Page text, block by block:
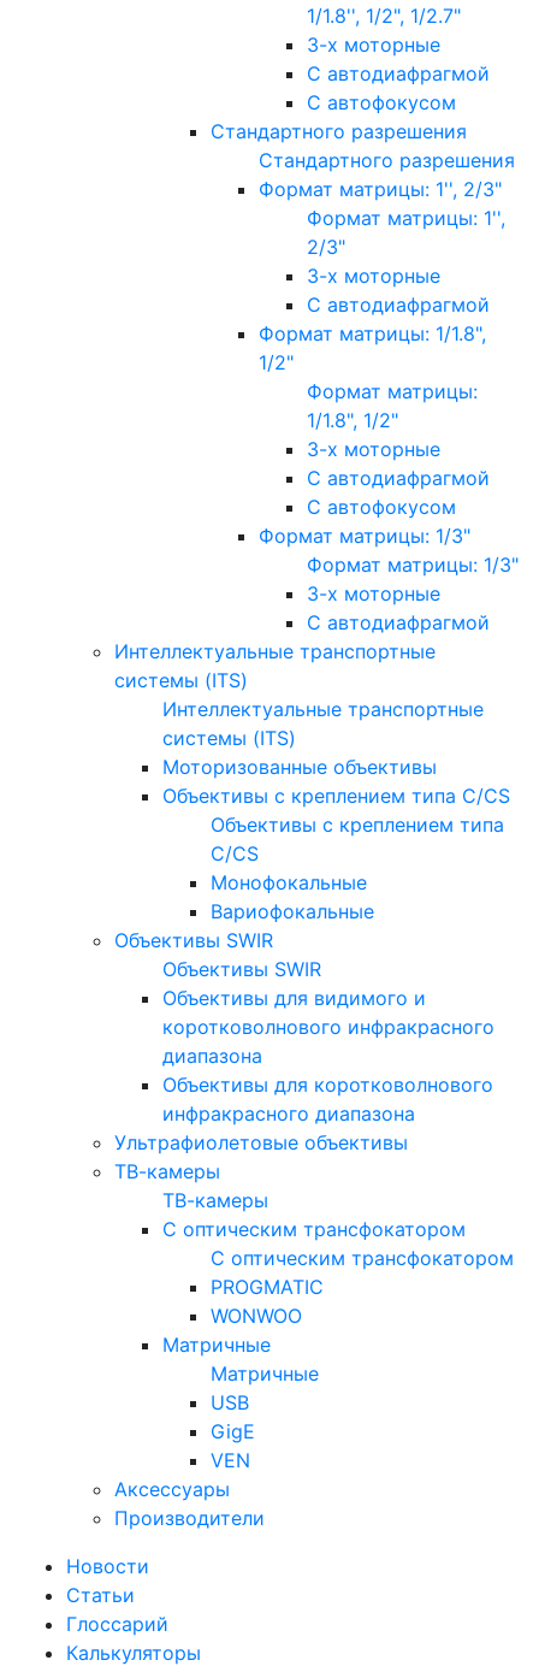
1/1.8'', 1/2", 1/2.7"
3-х моторные
С автодиафрагмой
С автофокусом
Стандартного разрешения
Стандартного разрешения
Формат матрицы: 1'', 2/3"
Формат матрицы: 1'',
2/3"
3-х моторные
С автодиафрагмой
Формат матрицы: 1/1.8",
1/2"
Формат матрицы:
1/1.8", 1/2"
3-х моторные
С автодиафрагмой
С автофокусом
Формат матрицы: 1/3"
Формат матрицы: 1/3"
3-х моторные
С автодиафрагмой
Интеллектуальные транспортные
системы (ITS)
Интеллектуальные транспортные
системы (ITS)
Моторизованные объективы
Объективы с креплением типа C/CS
Объективы с креплением типа
C/CS
Монофокальные
Вариофокальные
Объективы SWIR
Объективы SWIR
Объективы для видимого и
коротковолнового инфракрасного
диапазона
Объективы для коротковолнового
инфракрасного диапазона
Ультрафиолетовые объективы
ТВ-камеры
ТВ-камеры
С оптическим трансфокатором
С оптическим трансфокатором
PROGMATIC
WONWOO
Матричные
Матричные
USB
GigE
VEN
Аксессуары
Производители
Новости
Статьи
Глоссарий
Калькуляторы